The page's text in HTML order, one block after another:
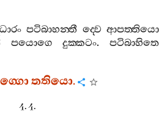
පටිබාහන‍්තී ද‍්වෙ ආපත‍්තියො
පයොගෙ දුක‍්කටං.පටිබාහිතෙ
තතියො.
4. 4.